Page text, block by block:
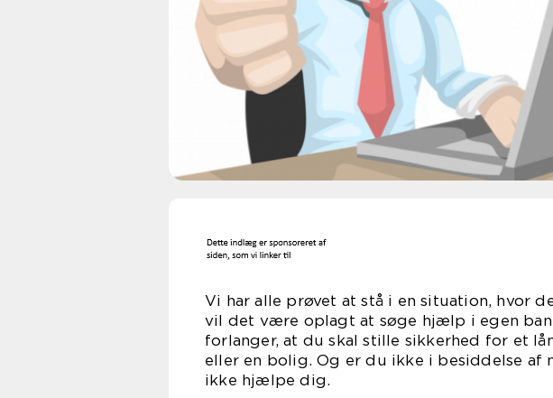
Vi har alle prøvet at stå i en situation, hvor
vil det være oplagt at søge hjælp i egen
forlanger, at du skal stille sikkerhed for et
eller en bolig. Og er du ikke i besiddelse af
ikke hjælpe dig.